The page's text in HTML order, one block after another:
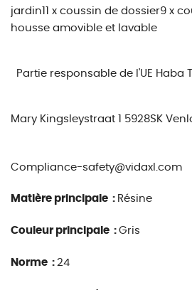
jardin11 x coussin de dossier9 x
housse amovible et lavable
Partie responsable de l'UE Haba
Mary Kingsleystraat 1 5928SK
Compliance-safety@vidaxl.com
Matière principale : Résine
Couleur principale : Gris
Norme : 24